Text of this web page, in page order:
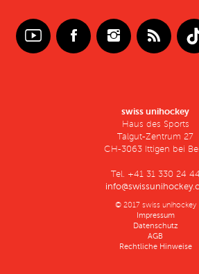
swiss unihockey
Haus des Sports
Talgut-Zentrum 27
CH-3063 Ittigen bei
Tel. +41 31 330 24 44
© 2017 swiss unihockey
Impressum
Datenschutz
AGB
Rechtliche Hinweise